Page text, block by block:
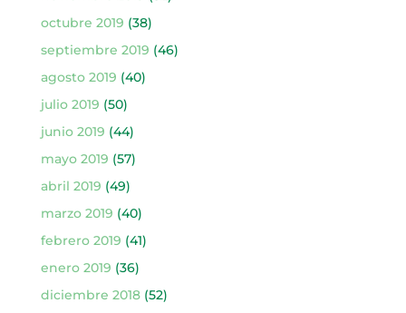
octubre 2019 (38)
septiembre 2019 (46)
agosto 2019 (40)
julio 2019 (50)
junio 2019 (44)
mayo 2019 (57)
abril 2019 (49)
marzo 2019 (40)
febrero 2019 (41)
enero 2019 (36)
diciembre 2018(52)